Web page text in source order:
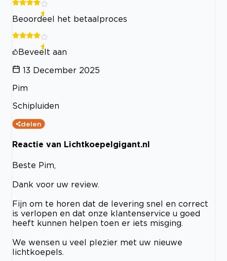
Beoordeel het betaalproces
Beveelt aan
13 December 2025
Pim
Schipluiden
delen
Reactie van Lichtkoepelgigant.nl
Beste Pim,
Dank voor uw review.
Fijn om te horen dat de levering snel en correct
is verlopen en dat onze klantenservice u goed
heeft kunnen helpen toen er iets misging.
We wensen u veel plezier met uw nieuwe
lichtkoepels.